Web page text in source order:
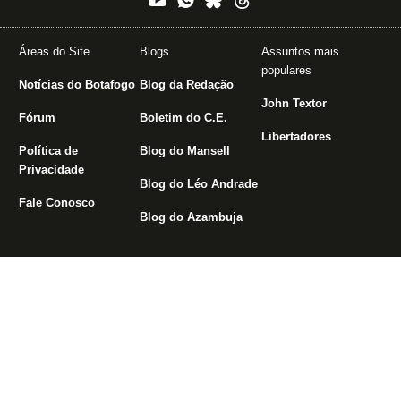
Áreas do Site
Notícias do Botafogo
Fórum
Política de
Privacidade
Fale Conosco
Blogs
Blog da Redação
Boletim do C.E.
Blog do Mansell
Blog do Léo Andrade
Blog do Azambuja
Assuntos mais
populares
John Textor
Libertadores